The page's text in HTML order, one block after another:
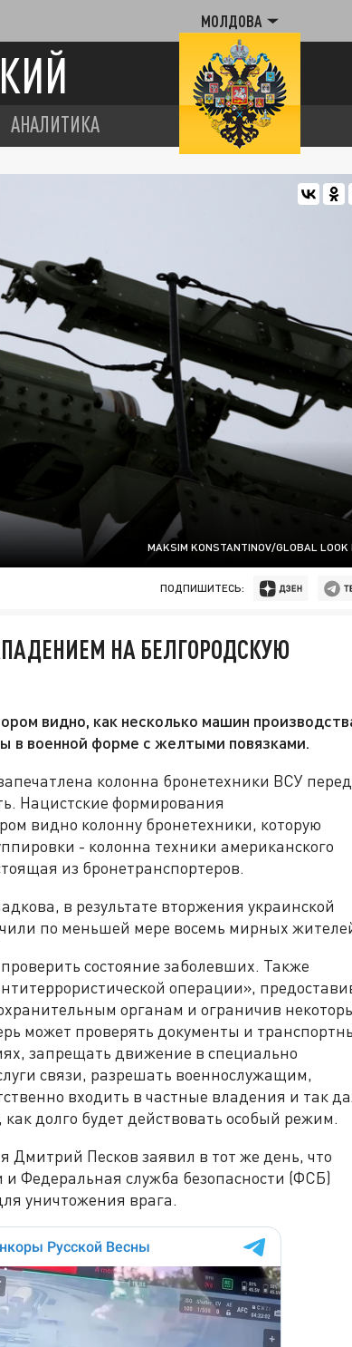
МОЛДОВА
АНАЛИТИКА
MAKSIM KONSTANTINOV/GLOBAL LOOK
ПОДПИШИТЕСЬ:
НА БЕЛГОРОДСКУЮ
видно, как несколько машин
в военной форме с желтыми повязками.
колонна бронетехники ВСУ перед
Нацистские формирования
видно колонну бронетехники, которую
- колонна техники американского
из бронетранспортеров.
в результате вторжения украинской
по меньшей мере восемь мирных
состояние заболевших. Также
операции»,
органам и ограничив
может проверять документы и
запрещать движение в специально
связи, разрешать военнослужащим,
входить в частные владения и так
долго будет действовать особый режим.
Песков заявил в тот же день, что
Федеральная служба безопасности (ФСБ)
уничтожения врага.